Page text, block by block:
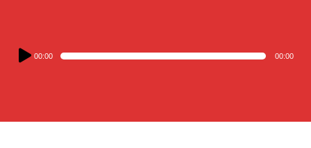
Audio
Player
00:00 00:00